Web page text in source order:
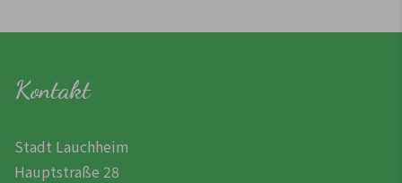
Kontakt
Stadt Lauchheim
Hauptstraße 28